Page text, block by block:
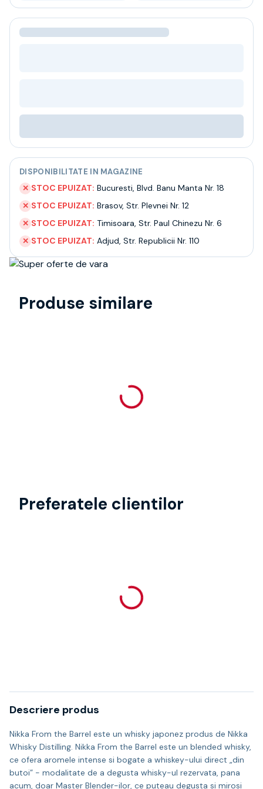
Ceai
Bacanie
Despre noi
Livrare
Termeni si conditii
Politica de confidentialitate
Intrebari frecvente
DISPONIBILITATE IN MAGAZINE
✕ STOC EPUIZAT: Bucuresti, Blvd. Banu Manta Nr. 18
✕ STOC EPUIZAT: Brasov, Str. Plevnei Nr. 12
✕ STOC EPUIZAT: Timisoara, Str. Paul Chinezu Nr. 6
✕ STOC EPUIZAT: Adjud, Str. Republicii Nr. 110
Produse similare
Preferatele clientilor
Descriere produs
Nikka From the Barrel este un whisky japonez produs de Nikka
Whisky Distilling. Nikka From the Barrel este un blended whisky,
ce ofera aromele intense si bogate a whiskey-ului direct „din
butoi” - modalitate de a degusta whisky-ul rezervata, pana
acum, doar Master Blender-ilor, ce puteau degusta si mirosi